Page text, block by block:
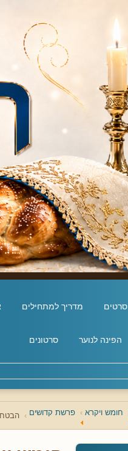
סרטים מדריך למתחילים
הפינה לנוער סרטונים
חומש ויקרא פרשת קדושים